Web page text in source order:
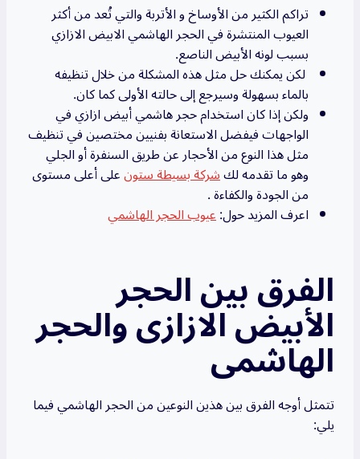
تراكم الكثير من الأوساخ و الأتربة والتي تُعد من أكثر
العيوب المنتشرة في الحجر الهاشمي الابيض الازازي
بسبب لونه الأبيض الناصع.
لكن يمكنك حل مثل هذه المشكلة من خلال تنظيفه
بالماء بسهولة وسيرجع إلى حالته الأولى كما كان.
ولكن إذا كان استخدام حجر هاشمي أبيض ازازي في
الواجهات فيفضل الاستعانة بفنيين مختصين في تنظيف
مثل هذا النوع من الأحجار عن طريق السنفرة أو الجلي
وهو ما تقدمه لكشركة بسيطة ستونعلى أعلى مستوى
من الجودة والكفاءة .
اعرف المزيد حول:عيوب الحجر الهاشمي
الفرق بين الحجر
الأبيض الازازى والحجر
الهاشمى
تتمثل أوجه الفرق بين هذين النوعين من الحجر الهاشمي فيما
يلي: